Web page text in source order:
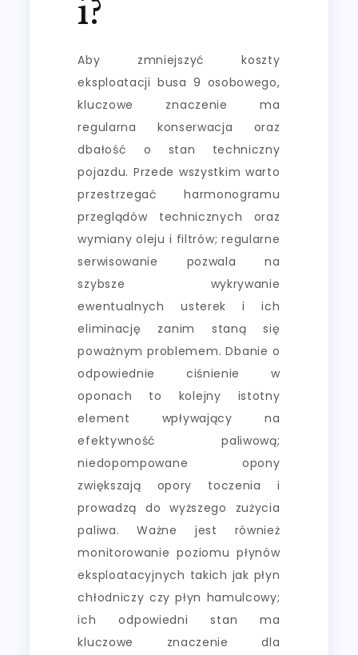
i?
Aby zmniejszyć koszty
eksploatacji busa 9 osobowego,
kluczowe znaczenie ma
regularna konserwacja oraz
dbałość o stan techniczny
pojazdu. Przede wszystkim warto
przestrzegać harmonogramu
przeglądów technicznych oraz
wymiany oleju i filtrów; regularne
serwisowanie pozwala na
szybsze wykrywanie
ewentualnych usterek i ich
eliminację zanim staną się
poważnym problemem. Dbanie o
odpowiednie ciśnienie w
oponach to kolejny istotny
element wpływający na
efektywność paliwową;
niedopompowane opony
zwiększają opory toczenia i
prowadzą do wyższego zużycia
paliwa. Ważne jest również
monitorowanie poziomu płynów
eksploatacyjnych takich jak płyn
chłodniczy czy płyn hamulcowy;
ich odpowiedni stan ma
kluczowe znaczenie dla